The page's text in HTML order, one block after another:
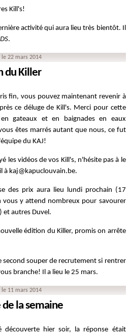
Kill's!
activité qui aura lieu très bientôt. Il
.
le 22 mars 2014
du Killer
fin, vous pouvez maintenant revenir à
ce déluge de Kill's. Merci pour cette
gateaux et en baignades en eaux
êtes marrés autant que nous, ce fut
du KAJ!
les vidéos de vos Kill's, n'hésite pas à le
à kaj@kapuclouvain.be.
des prix aura lieu lundi prochain (17
vous y attend nombreux pour savourer
autres Duvel.
édition du Killer, promis on arrête
second souper de recrutement si rentrer
branche! Il a lieu le 25 mars.
le 11 mars 2014
de la semaine
découverte hier soir, la réponse était